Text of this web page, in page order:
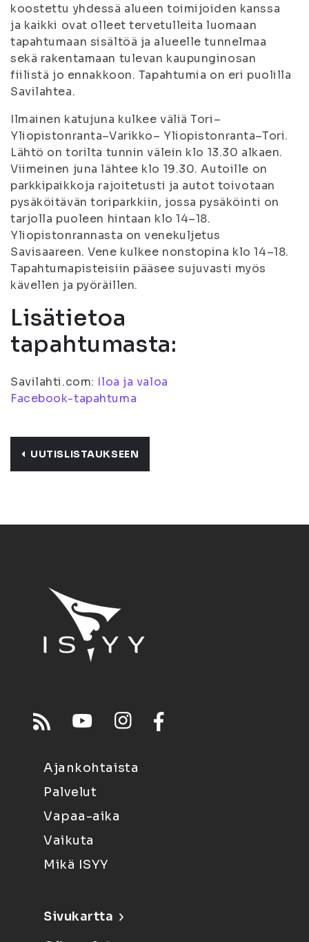
koostettu yhdessä alueen toimijoiden kanssa
ja kaikki ovat olleet tervetulleita luomaan
tapahtumaan sisältöä ja alueelle tunnelmaa
sekä rakentamaan tulevan kaupunginosan
fiilistä jo ennakkoon. Tapahtumia on eri puolilla
Savilahtea.
Ilmainen katujuna kulkee väliä Tori–
Yliopistonranta–Varikko– Yliopistonranta–Tori.
Lähtö on torilta tunnin välein klo 13.30 alkaen.
Viimeinen juna lähtee klo 19.30. Autoille on
parkkipaikkoja rajoitetusti ja autot toivotaan
pysäköitävän toriparkkiin, jossa pysäköinti on
tarjolla puoleen hintaan klo 14–18.
Yliopistonrannasta on venekuljetus
Savisaareen. Vene kulkee nonstopina klo 14–18.
Tapahtumapisteisiin pääsee sujuvasti myös
kävellen ja pyöräillen.
Lisätietoa
tapahtumasta:
Savilahti.com: Iloa ja valoa
Facebook-tapahtuma
UUTISLISTAUKSEEN
Ajankohtaista
Palvelut
Vapaa-aika
Vaikuta
Mikä ISYY
Sivukartta